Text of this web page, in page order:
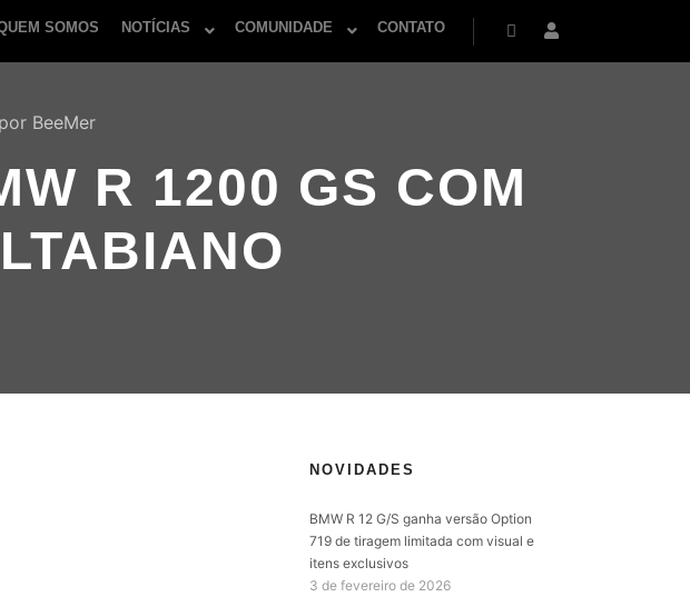
SOMOS NOTÍCIAS COMUNIDADE CONTATO
PesquisaMais informações
por BeeMer
R 1200 GS COM
NOVIDADES
BMW R 12 G/S ganha versão Option
719 de tiragem limitada com visual e
itens exclusivos
3 de fevereiro de 2026